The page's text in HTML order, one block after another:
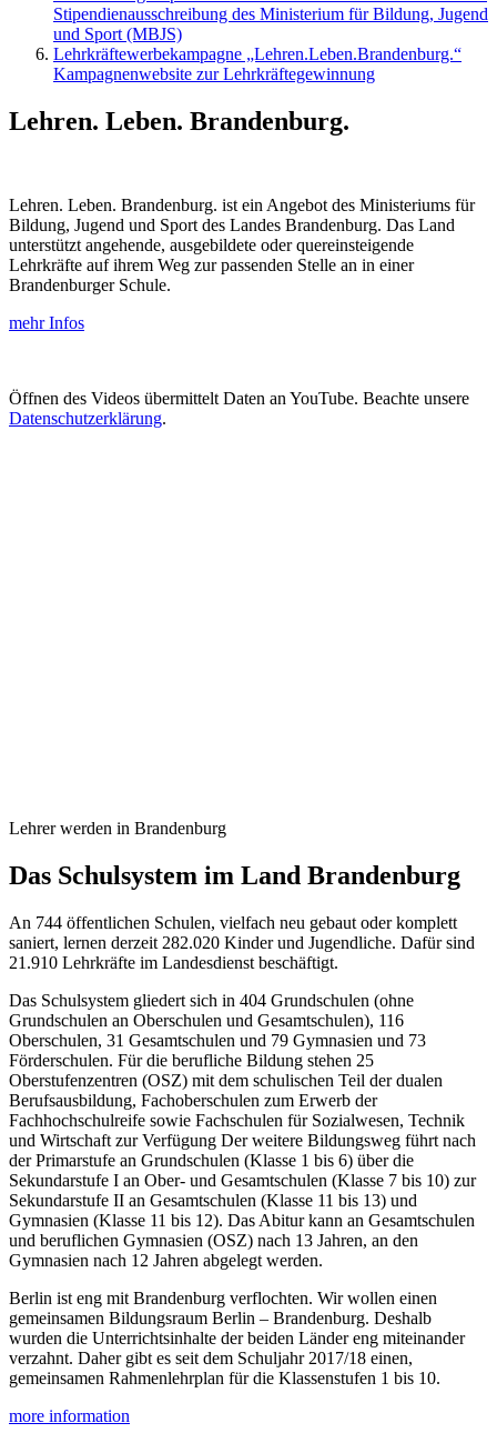
Stipendienausschreibung des Ministerium für Bildung, Jugend
und Sport (MBJS)
Lehrkräftewerbekampagne „Lehren.Leben.Brandenburg.“
Kampagnenwebsite zur Lehrkräftegewinnung
Lehren. Leben. Brandenburg.
Lehren. Leben. Brandenburg. ist ein Angebot des Ministeriums für
Bildung, Jugend und Sport des Landes Brandenburg. Das Land
unterstützt angehende, ausgebildete oder quereinsteigende
Lehrkräfte auf ihrem Weg zur passenden Stelle an in einer
Brandenburger Schule.
mehr Infos
Öffnen des Videos übermittelt Daten an YouTube. Beachte unsere
Datenschutzerklärung.
Lehrer werden in Brandenburg
Das Schulsystem im Land Brandenburg
An 744 öffentlichen Schulen, vielfach neu gebaut oder komplett
saniert, lernen derzeit 282.020 Kinder und Jugendliche. Dafür sind
21.910 Lehrkräfte im Landesdienst beschäftigt.
Das Schulsystem gliedert sich in 404 Grundschulen (ohne
Grundschulen an Oberschulen und Gesamtschulen), 116
Oberschulen, 31 Gesamtschulen und 79 Gymnasien und 73
Förderschulen. Für die berufliche Bildung stehen 25
Oberstufenzentren (OSZ) mit dem schulischen Teil der dualen
Berufsausbildung, Fachoberschulen zum Erwerb der
Fachhochschulreife sowie Fachschulen für Sozialwesen, Technik
und Wirtschaft zur Verfügung Der weitere Bildungsweg führt nach
der Primarstufe an Grundschulen (Klasse 1 bis 6) über die
Sekundarstufe I an Ober- und Gesamtschulen (Klasse 7 bis 10) zur
Sekundarstufe II an Gesamtschulen (Klasse 11 bis 13) und
Gymnasien (Klasse 11 bis 12). Das Abitur kann an Gesamtschulen
und beruflichen Gymnasien (OSZ) nach 13 Jahren, an den
Gymnasien nach 12 Jahren abgelegt werden.
Berlin ist eng mit Brandenburg verflochten. Wir wollen einen
gemeinsamen Bildungsraum Berlin – Brandenburg. Deshalb
wurden die Unterrichtsinhalte der beiden Länder eng miteinander
verzahnt. Daher gibt es seit dem Schuljahr 2017/18 einen,
gemeinsamen Rahmenlehrplan für die Klassenstufen 1 bis 10.
more information